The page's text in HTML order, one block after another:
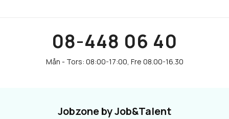
08-448 06 40
Jobzone by Job&Talent